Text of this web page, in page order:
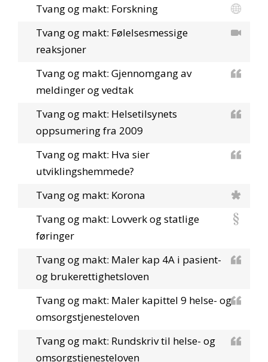
Tvang og makt: Forskning
Tvang og makt: Følelsesmessige
reaksjoner
Tvang og makt: Gjennomgang av
meldinger og vedtak
Tvang og makt: Helsetilsynets
oppsumering fra 2009
Tvang og makt: Hva sier
utviklingshemmede?
Tvang og makt: Korona
Tvang og makt: Lovverk og statlige
føringer
Tvang og makt: Maler kap 4A i pasient-
og brukerettighetsloven
Tvang og makt: Maler kapittel 9 helse- og
omsorgstjenesteloven
Tvang og makt: Rundskriv til helse- og
omsorgstjenesteloven